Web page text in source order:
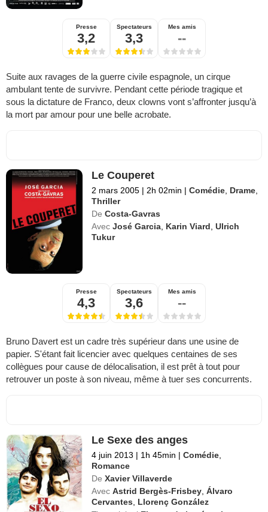
Presse
3,2
Spectateurs
3,3
Mes amis
--
Suite aux ravages de la guerre civile espagnole, un cirque
ambulant tente de survivre. Pendant cette période tragique et
sous la dictature de Franco, deux clowns vont s’affronter jusqu’à
la mort par amour pour une belle acrobate.
Le Couperet
2 mars 2005 | 2h 02min | Comédie Drame
Thriller
De Costa-Gavras
Avec José Garcia Karin Viard ,Ulrich
Tukur
Presse
4,3
Spectateurs
3,6
Mes amis
--
Bruno Davert est un cadre très supérieur dans une usine de
papier. S'étant fait licencier avec quelques centaines de ses
collègues pour cause de délocalisation, il est prêt à tout pour
retrouver un poste à son niveau, même à tuer ses concurrents.
Le Sexe des anges
4 juin 2013 | 1h 45min | Comédie
Romance
De Xavier Villaverde
Avec Astrid Bergès-Frisbey ,Álvaro
Cervantes
Llorenç González